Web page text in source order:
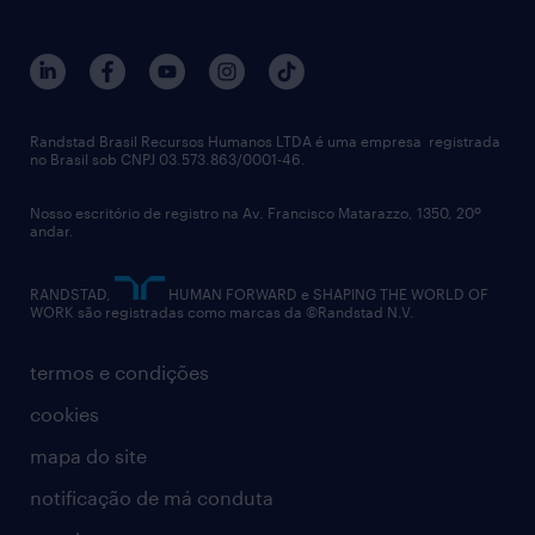
digital
notícias de rh
trabalhe conosco
imprensa
políticas corporativas
relatório anual
termos e condições
cookies
mapa do site
notificação de má conduta
Randstad Brasil Recursos Humanos LTDA é uma empresa registrada
no Brasil sob CNPJ 03.573.863/0001-46.
Nosso escritório de registro na Av. Francisco Matarazzo, 1350, 20º
andar.
RANDSTAD,
HUMAN FORWARD e SHAPING THE WORLD OF
WORK são registradas como marcas da ©Randstad N.V.